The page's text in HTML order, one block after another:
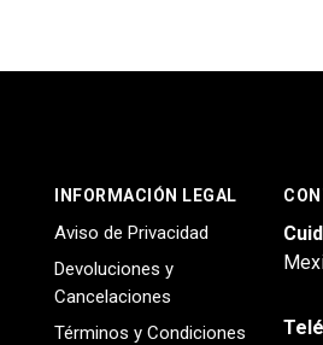
INFORMACIÓN LEGAL
Aviso de Privacidad
Devoluciones y
Cancelaciones
Términos y Condiciones